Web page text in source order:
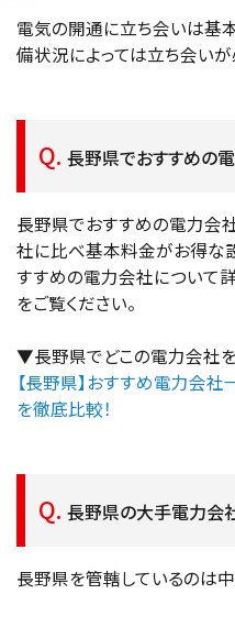
電気の開通に立ち会いは基
備状況によっては立ち会いが
長野県でおすすめの
長野県でおすすめの電力会
社に比べ基本料金がお得な
すすめの電力会社について
をご覧ください。
▼長野県でどこの電力会社
【長野県】おすすめ電力会
を徹底比較！
長野県の大手電力会
長野県を管轄しているのは中